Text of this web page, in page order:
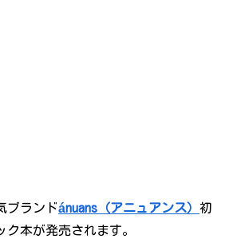
ブランドánuans（アニュアンス） 初
ク本が発売されます。